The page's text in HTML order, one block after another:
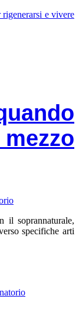
e vivere
il soprannaturale,
specifiche arti